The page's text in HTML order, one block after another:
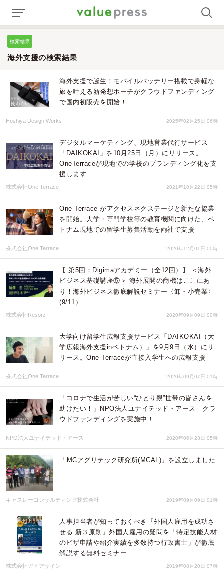
検索結果
海外支援の検索結果
海外支援で誕生！モバイルバッテリー搭載で身軽な
旅を叶える新発想ポーチがクラウドファンディング
で国内初販売を開始！
Hoshiya Design Works 2025年02月25日 06時
デジタルマーケティング、現地営業代行サービス
「DAIKOKAI」を10月25日（月）にリリース。
OneTerraceが現地での学校のブランディング化を支
援します
株式会社One Terrace 2021年10月22日 05時
One Terrace がアクセスネクステージと新たな協業
を開始。大学・専門学校等の教育機関に向けた、ベ
トナム現地での留学生募集活動を両社で支援
株式会社One Terrace 2020年12月01日 00時
【 第5回：Digimaアカデミー（全12回）】 ＜海外
ビジネス基礎講座⑤＞ 海外展開の商機はここにあ
り！海外ビジネス徹底解説セミナー〈卸・小売業〉
(9/11）
株式会社Resorz 2020年09月09日 00時
大学向け留学生広報支援サービス「DAIKOKAI（大
学広報海外支援inベトナム）」を9月9日（水）にリ
リース。One Terraceが直接入学生への広報支援
株式会社One Terrace 2020年09月07日 01時
「コロナで生活が苦しい“ひとり親”世帯の皆さんを
助けたい！」NPO法人ユナイテッド・アース クラ
ウドファンディングを実施中！
NPO法人ユナイテッド・アース 2020年06月23日 05時
「MCアグリテック研究所(MCAL)」を設立しました
キャスレーコンサルティング株式会社 2019年09月09日 01時
人事担当者が知っておくべき『外国人雇用を成功さ
せる 新３原則』外国人雇用の疑問を「特定技能人材
のビザ申請や紹介実績を多数持つ行政書士」が徹底
解説する無料セミナー
株式会社ガイアサイン 2019年08月20日 07時